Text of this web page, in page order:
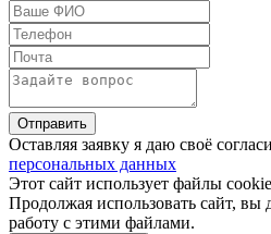
Оставляя заявку я даю своё
персональных данных
Этот сайт использует файлы
Продолжая использовать сайт, вы
работу с этими файлами.